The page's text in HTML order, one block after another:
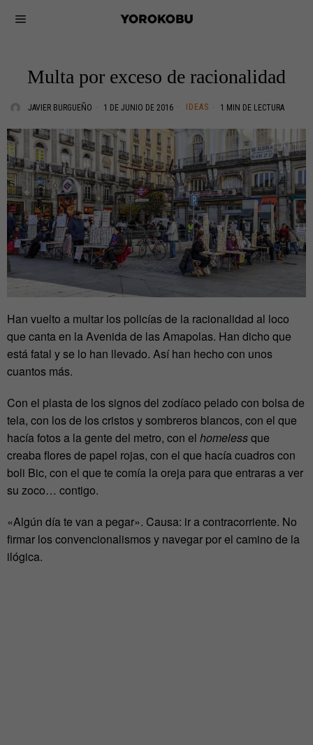
Multa por exceso de racionalidad
JAVIER BURGUEÑO 1 DE JUNIO DE 2016 IDEAS 1 MIN DE LECTURA
Han vuelto a multar los policías de la racionalidad al loco
que canta en la Avenida de las Amapolas. Han dicho que
está fatal y se lo han llevado. Así han hecho con unos
cuantos más.
Con el plasta de los signos del zodíaco pelado con bolsa de
tela, con los de los cristos y sombreros blancos, con el que
hacía fotos a la gente del metro, con el homelessque
creaba flores de papel rojas, con el que hacía cuadros con
boli Bic, con el que te comía la oreja para que entraras a ver
su zoco… contigo.
«Algún día te van a pegar». Causa: ir a contracorriente. No
firmar los convencionalismos y navegar por el camino de la
ilógica.